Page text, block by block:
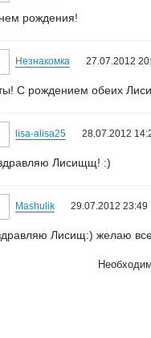
рождения!
Незнакомка 27.07.2012
С рождением обеих
lisa-alisa25 28.07.2012
Лисищщ! :)
Mashulik 29.07.2012 23:49
Лисищ:) желаю